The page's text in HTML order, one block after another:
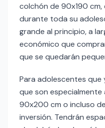
colchón de 90x190
durante toda su
grande al principio, a
económico que
que se quedarán
Para adolescentes
que son
90x200 cm o incluso
inversión. Tendrán